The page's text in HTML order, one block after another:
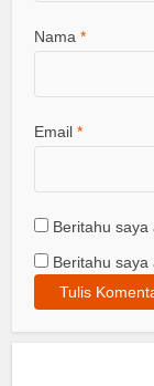
Nama*
Email*
Beritahu saya
Beritahu saya